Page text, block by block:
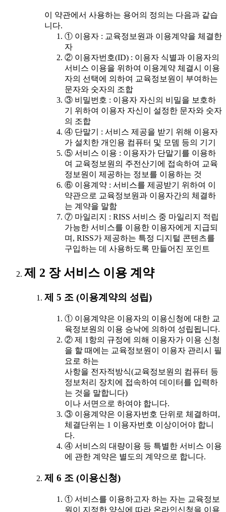
이 약관에서 사용하는 용어의 정의는 다음과 같습
니다.
① 이용자 : 교육정보원과 이용계약을 체결한
자
② 이용자번호(ID) : 이용자 식별과 이용자의
서비스 이용을 위하여 이용계약 체결시 이용
자의 선택에 의하여 교육정보원이 부여하는
문자와 숫자의 조합
③ 비밀번호 : 이용자 자신의 비밀을 보호하
기 위하여 이용자 자신이 설정한 문자와 숫자
의 조합
④ 단말기 : 서비스 제공을 받기 위해 이용자
가 설치한 개인용 컴퓨터 및 모뎀 등의 기기
⑤ 서비스 이용 : 이용자가 단말기를 이용하
여 교육정보원의 주전산기에 접속하여 교육
정보원이 제공하는 정보를 이용하는 것
⑥ 이용계약 : 서비스를 제공받기 위하여 이
약관으로 교육정보원과 이용자간의 체결하
는 계약을 말함
⑦ 마일리지 : RISS 서비스 중 마일리지 적립
가능한 서비스를 이용한 이용자에게 지급되
며, RISS가 제공하는 특정 디지털 콘텐츠를
구입하는 데 사용하도록 만들어진 포인트
제 2 장 서비스 이용 계약
제 5 조 (이용계약의 성립)
① 이용계약은 이용자의 이용신청에 대한 교
육정보원의 이용 승낙에 의하여 성립됩니다.
② 제 1항의 규정에 의해 이용자가 이용 신청
을 할 때에는 교육정보원이 이용자 관리시 필
요로 하는
사항을 전자적방식(교육정보원의 컴퓨터 등
정보처리 장치에 접속하여 데이터를 입력하
는 것을 말합니다)
이나 서면으로 하여야 합니다.
③ 이용계약은 이용자번호 단위로 체결하며,
체결단위는 1 이용자번호 이상이어야 합니
다.
④ 서비스의 대량이용 등 특별한 서비스 이용
에 관한 계약은 별도의 계약으로 합니다.
제 6 조 (이용신청)
① 서비스를 이용하고자 하는 자는 교육정보
원이 지정한 양식에 따라 온라인신청을 이용